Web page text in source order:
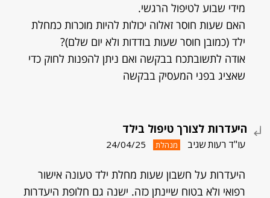
מידי שבוע לטיפול הרגשי.
האם שעות חוסר זאלוה יכולות להיות מוכרות כמחלת
ילד (כמובן חוסר שעות בודדות ולא יום שלם)?
אודה לתשובתכח בבקשה ואם ניתן להפנות לחוק כדי
שאציג בפני המעסיק בבקשה
היעדרות לצורך טיפול בילד
עו"ד רעות שגיב מנהלת 24/04/25
היעדרות על חשבון שעות מחלת ילד טעונה אישור
רפואי ולא בטוח שיינתן כזה. ישנה גם חלופת היעדרות